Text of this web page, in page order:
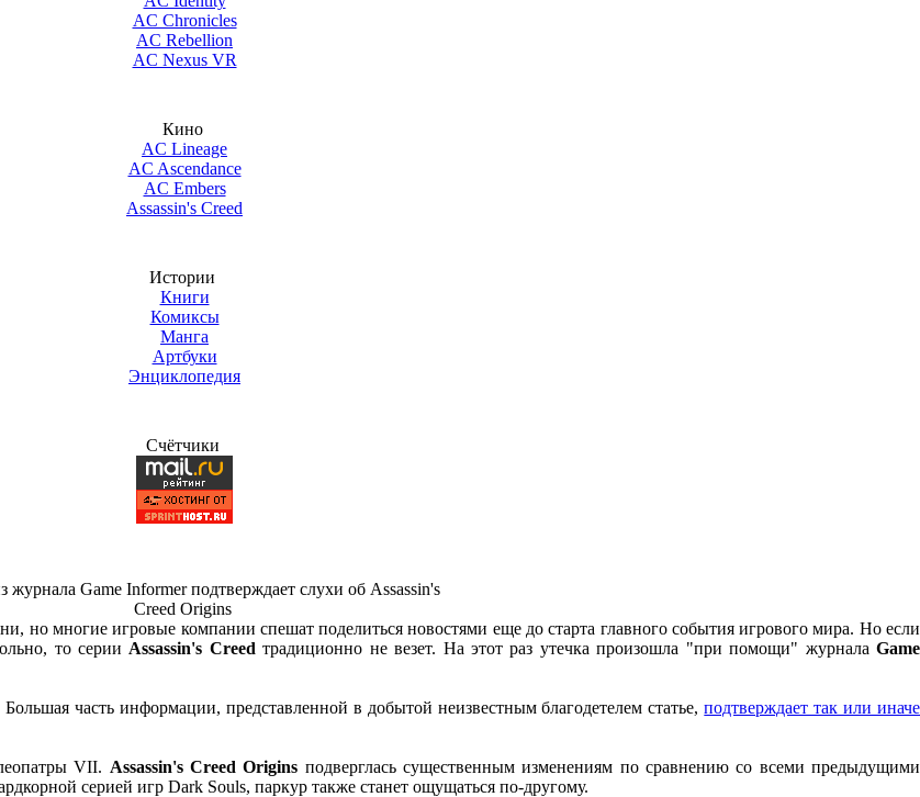
AC Chronicles
AC Rebellion
AC Nexus VR
Кино
AC Lineage
AC Ascendance
AC Embers
Assassin's Creed
Истории
Книги
Комиксы
Манга
Артбуки
Энциклопедия
Счётчики
журнала Game Informer подтверждает слухи об Assassin's
Creed Origins
но многие игровые компании спешат поделиться новостями еще до старта главного события игрового мира. Но если
то серии Assassin's Creed традиционно не везет. На этот раз утечка произошла "при помощи" журналаGame
Большая часть информации, представленной в добытой неизвестным благодетелем статье,подтверждает так или иначе
VII. Assassin's Creed Origins подверглась существенным изменениям по сравнению со всеми предыдущими
серией игр Dark Souls, паркур также станет ощущаться по-другому.